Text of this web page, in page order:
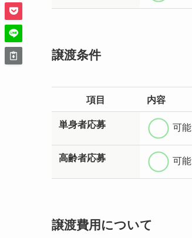
譲渡条件
項目
内容
単身者応募
可能
高齢者応募 可能
譲渡費用について